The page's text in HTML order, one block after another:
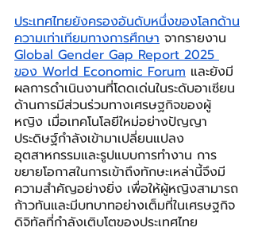
ประเทศไทยยังครองอันดับหนึ่งของโลกด้าน
ความเท่าเทียมทางการศึกษา จากรายงาน
Global Gender Gap Report 2025
ของ World Economic Forum และยังมี
ผลการดำเนินงานที่โดดเด่นในระดับอาเซียน
ด้านการมีส่วนร่วมทางเศรษฐกิจของผู้
หญิง เมื่อเทคโนโลยีใหม่อย่างปัญญา
ประดิษฐ์กำลังเข้ามาเปลี่ยนแปลง
อุตสาหกรรมและรูปแบบการทำงาน การ
ขยายโอกาสในการเข้าถึงทักษะเหล่านี้จึงมี
ความสำคัญอย่างยิ่ง เพื่อให้ผู้หญิงสามารถ
ก้าวทันและมีบทบาทอย่างเต็มที่ในเศรษฐกิจ
ดิจิทัลที่กำลังเติบโตของประเทศไทย